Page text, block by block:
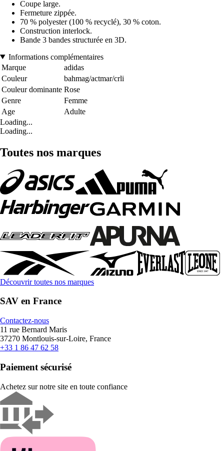
Coupe large.
Fermeture zippée.
70 % polyester (100 % recyclé), 30 % coton.
Construction interlock.
Bande 3 bandes structurée en 3D.
Informations complémentaires
Marque
adidas
Couleur
bahmag/actmar/crli
Couleur dominante Rose
Genre
Femme
Age
Adulte
Loading...
Loading...
Toutes nos marques
Découvrir toutes nos marques
SAV en France
Contactez-nous
11 rue Bernard Maris
37270 Montlouis-sur-Loire, France
+33 1 86 47 62 58
Paiement sécurisé
Achetez sur notre site en toute confiance